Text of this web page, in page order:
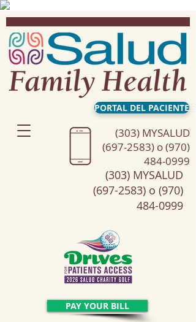
PORTAL DEL PACIENTE
(303) MYSALUD
(697-2583) o (970)
484-0999
PAY YOUR BILL
(303) MYSALUD
(697-2583) o (970)
484-0999